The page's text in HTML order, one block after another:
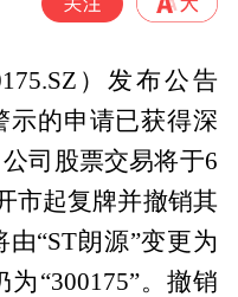
）发布公告
示的申请已获得深
司股票交易将于6
市起复牌并撤销其
“ST朗源”变更为
“300175”。撤销